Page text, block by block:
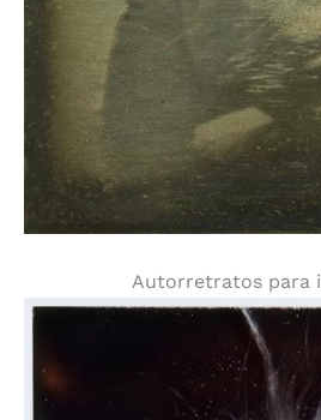
Autorretratos para